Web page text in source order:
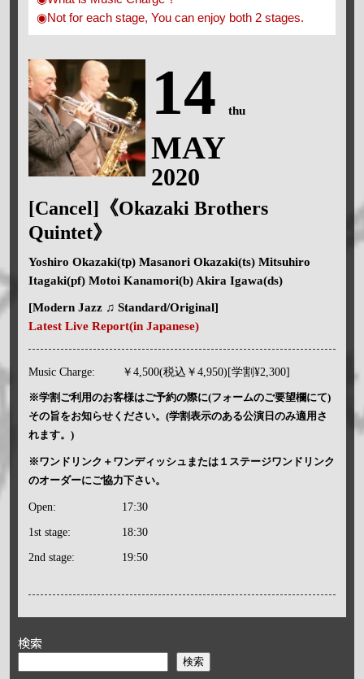
◉Not for each stage, You can enjoy both 2 stages.
14 thu
MAY
2020
[Cancel]《Okazaki Brothers
Quintet》
Yoshiro Okazaki(tp) Masanori Okazaki(ts) Mitsuhiro
Itagaki(pf) Motoi Kanamori(b) Akira Igawa(ds)
[Modern Jazz ♫ Standard/Original]
Latest Live Report(in Japanese)
Music Charge: ￥4,500(税込￥4,950)[学割¥2,300]
※学割ご利用のお客様はご予約の際に(フォームのご要望欄にて)
その旨をお知らせください。(学割表示のある公演日のみ適用さ
れます。)
※ワンドリンク＋ワンディッシュまたは１ステージワンドリンク
のオーダーにご協力下さい。
Open: 17:30
1st stage: 18:30
2nd stage: 19:50
検索
検索